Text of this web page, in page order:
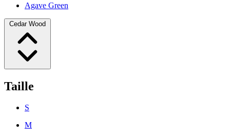
Agave Green
Cedar Wood
Taille
S
M